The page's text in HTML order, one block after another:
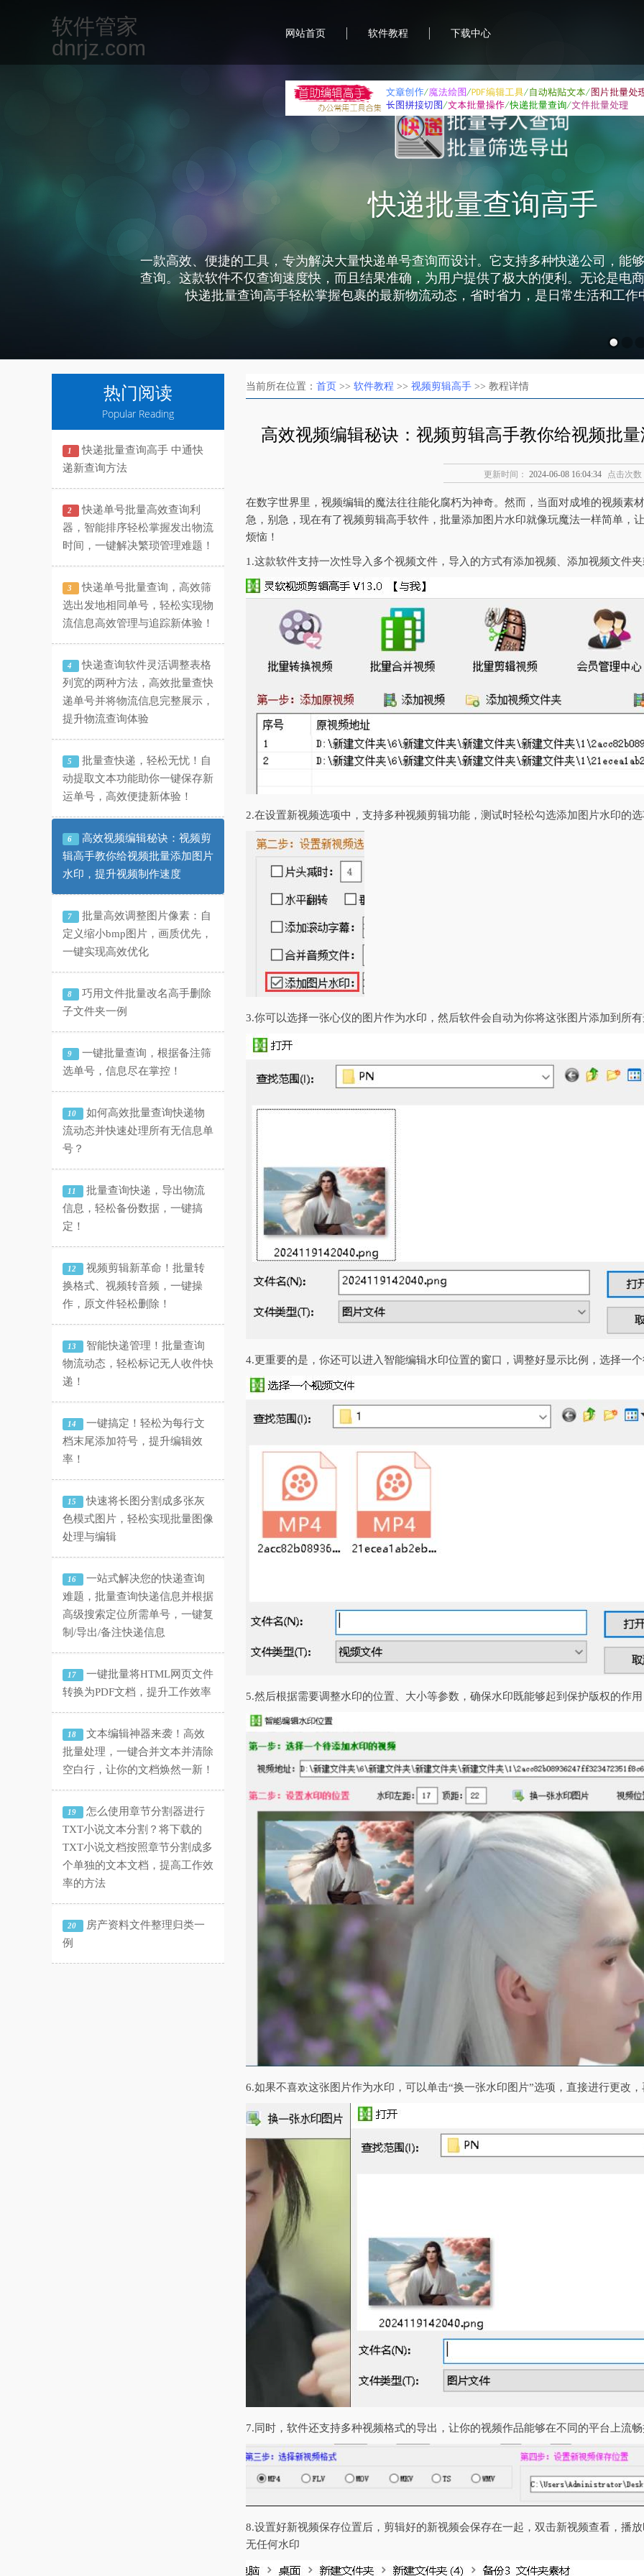
首助编辑高手
一款专为现代办公场景设计的集合软件，致力于提升用户的办公效率和便利性。它集成
但不限于文档编辑、图片处理、PDF编辑、文本批量操作等功能，帮助用户轻
软件管家
dnrjz.com
网站首页 | 软件教程 | 下载中心
热门阅读
Popular Reading
1
快递批量查询高手 中通快
递新查询方法
2
快递单号批量高效查询利
器，智能排序轻松掌握发出物流
时间，一键解决繁琐管理难题！
3
快递单号批量查询，高效筛
选出发地相同单号，轻松实现物
流信息高效管理与追踪新体验！
4
快递查询软件灵活调整表格
列宽的两种方法，高效批量查快
递单号并将物流信息完整展示，
提升物流查询体验
5
批量查快递，轻松无忧！自
动提取文本功能助你一键保存新
运单号，高效便捷新体验！
6
高效视频编辑秘诀：视频剪
辑高手教你给视频批量添加图片
水印，提升视频制作速度
7
批量高效调整图片像素：自
定义缩小bmp图片，画质优先，
一键实现高效优化
8
巧用文件批量改名高手删除
子文件夹一例
9
一键批量查询，根据备注筛
选单号，信息尽在掌控！
10
如何高效批量查询快递物
流动态并快速处理所有无信息单
号？
11
批量查询快递，导出物流
信息，轻松备份数据，一键搞
定！
12
视频剪辑新革命！批量转
换格式、视频转音频，一键操
作，原文件轻松删除！
13
智能快递管理！批量查询
物流动态，轻松标记无人收件快
递！
14
一键搞定！轻松为每行文
档末尾添加符号，提升编辑效
率！
15
快速将长图分割成多张灰
色模式图片，轻松实现批量图像
处理与编辑
16
一站式解决您的快递查询
难题，批量查询快递信息并根据
高级搜索定位所需单号，一键复
制/导出/备注快递信息
17
一键批量将HTML网页文件
转换为PDF文档，提升工作效率
18
文本编辑神器来袭！高效
批量处理，一键合并文本并清除
空白行，让你的文档焕然一新！
19
怎么使用章节分割器进行
TXT小说文本分割？将下载的
TXT小说文档按照章节分割成多
个单独的文本文档，提高工作效
率的方法
20
房产资料文件整理归类一
例
当前所在位置： 首页 >> 软件教程 >> 视频剪辑高手 >> 教程详情
高效视频编辑秘诀：视频剪辑高手教你给视频批
更新时间： 2024-06-08 16:04:34 点击次数
在数字世界里，视频编辑的魔法往往能化腐朽为神奇。然而，当面对成堆的视频素
急，别急，现在有了视频剪辑高手软件，批量添加图片水印就像玩魔法一样简单，
烦恼！
1.这款软件支持一次性导入多个视频文件，导入的方式有添加视频、添加视频文件
2.在设置新视频选项中，支持多种视频剪辑功能，测试时轻松勾选添加图片水印的
3.你可以选择一张心仪的图片作为水印，然后软件会自动为你将这张图片添加到所
4.更重要的是，你还可以进入智能编辑水印位置的窗口，调整好显示比例，选择一
5.然后根据需要调整水印的位置、大小等参数，确保水印既能够起到保护版权的作
6.如果不喜欢这张图片作为水印，可以单击“换一张水印图片”选项，直接进行更改
7.同时，软件还支持多种视频格式的导出，让你的视频作品能够在不同的平台上流
8.设置好新视频保存位置后，剪辑好的新视频会保存在一起，双击新视频查看，播
无任何水印